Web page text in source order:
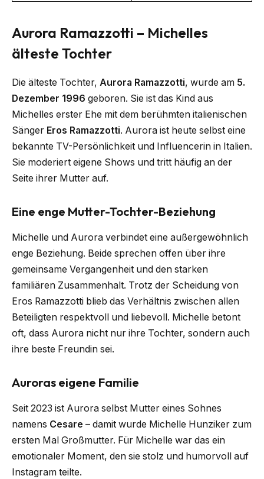
Aurora Ramazzotti – Michelles
älteste Tochter
Die älteste Tochter, Aurora Ramazzotti, wurde am 5.
Dezember 1996 geboren. Sie ist das Kind aus
Michelles erster Ehe mit dem berühmten italienischen
Sänger Eros Ramazzotti. Aurora ist heute selbst eine
bekannte TV-Persönlichkeit und Influencerin in Italien.
Sie moderiert eigene Shows und tritt häufig an der
Seite ihrer Mutter auf.
Eine enge Mutter-Tochter-Beziehung
Michelle und Aurora verbindet eine außergewöhnlich
enge Beziehung. Beide sprechen offen über ihre
gemeinsame Vergangenheit und den starken
familiären Zusammenhalt. Trotz der Scheidung von
Eros Ramazzotti blieb das Verhältnis zwischen allen
Beteiligten respektvoll und liebevoll. Michelle betont
oft, dass Aurora nicht nur ihre Tochter, sondern auch
ihre beste Freundin sei.
Auroras eigene Familie
Seit 2023 ist Aurora selbst Mutter eines Sohnes
namens Cesare – damit wurde Michelle Hunziker zum
ersten Mal Großmutter. Für Michelle war das ein
emotionaler Moment, den sie stolz und humorvoll auf
Instagram teilte.